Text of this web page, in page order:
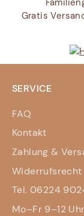
Gratis
SERVICE
FAQ
Kontakt
Zahlung &
Widerrufsrecht
Tel. 06224
Mo–Fr 9–12 Uhr